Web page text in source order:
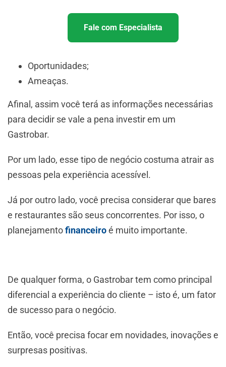
Fale com Especialista
Oportunidades;
Ameaças.
Afinal, assim você terá as informações necessárias
para decidir se vale a pena investir em um
Gastrobar.
Por um lado, esse tipo de negócio costuma atrair as
pessoas pela experiência acessível.
Já por outro lado, você precisa considerar que bares
e restaurantes são seus concorrentes. Por isso, o
planejamentofinanceiroé muito importante.
De qualquer forma, o Gastrobar tem como principal
diferencial a experiência do cliente – isto é, um fator
de sucesso para o negócio.
Então, você precisa focar em novidades, inovações e
surpresas positivas.